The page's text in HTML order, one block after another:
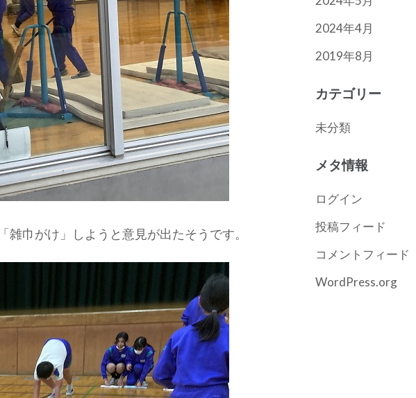
巾がけ」しようと意見が出たそうです。
2024年4月
2019年8月
カテゴリー
未分類
メタ情報
ログイン
投稿フィード
コメントフィード
WordPress.org